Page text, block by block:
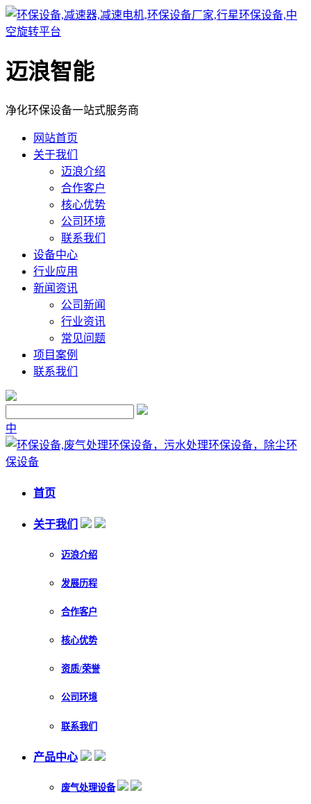
迈浪智能
净化环保设备一站式服务商
网站首页
关于我们
迈浪介绍
合作客户
核心优势
公司环境
联系我们
设备中心
行业应用
新闻资讯
公司新闻
行业资讯
常见问题
项目案例
联系我们
中
首页
关于我们
迈浪介绍
发展历程
合作客户
核心优势
资质/荣誉
公司环境
联系我们
产品中心
废气处理设备